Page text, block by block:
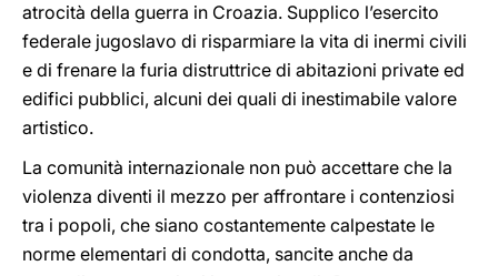
atrocità della guerra in Croazia. Supplico l’esercito
federale jugoslavo di risparmiare la vita di inermi civili
e di frenare la furia distruttrice di abitazioni private ed
edifici pubblici, alcuni dei quali di inestimabile valore
artistico.
La comunità internazionale non può accettare che la
violenza diventi il mezzo per affrontare i contenziosi
tra i popoli, che siano costantemente calpestate le
norme elementari di condotta, sancite anche da